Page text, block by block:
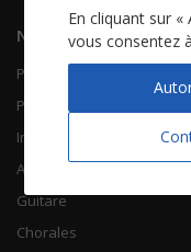
Navigation
Piano Chant
Piano Solo
Instruments solistes
Accordéon
Guitare
Chorales
En cliquant sur
vous consentez